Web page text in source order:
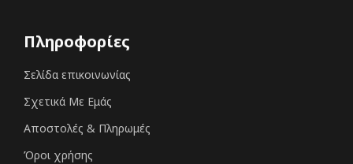
Πληροφορίες
Σελίδα επικοινωνίας
Σχετικά Με Εμάς
Αποστολές & Πληρωμές
Όροι χρήσης